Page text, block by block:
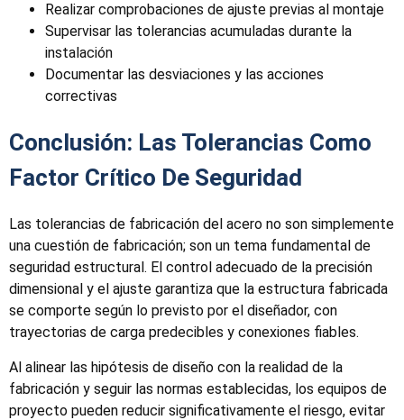
Realizar comprobaciones de ajuste previas al montaje
Supervisar las tolerancias acumuladas durante la
instalación
Documentar las desviaciones y las acciones
correctivas
Conclusión: Las Tolerancias Como
Factor Crítico De Seguridad
Las tolerancias de fabricación del acero no son simplemente
una cuestión de fabricación; son un tema fundamental de
seguridad estructural. El control adecuado de la precisión
dimensional y el ajuste garantiza que la estructura fabricada
se comporte según lo previsto por el diseñador, con
trayectorias de carga predecibles y conexiones fiables.
Al alinear las hipótesis de diseño con la realidad de la
fabricación y seguir las normas establecidas, los equipos de
proyecto pueden reducir significativamente el riesgo, evitar